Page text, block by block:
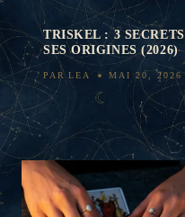
TRISKEL : 3
SES ORIGINES (2026)
PAR LEA MAI 20, 2026